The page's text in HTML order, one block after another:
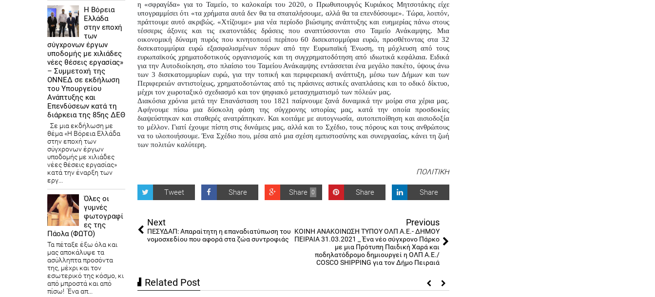
η «σφραγίδα» για το Ταμείο, το καλοκαίρι του 2020, ο Πρωθυπουργός Κυριάκος Μητσοτάκης είχε
υπογραμμίσει ότι «τα χρήματα αυτά δεν θα τα σπαταλήσουμε, αλλά θα τα επενδύσουμε». Τώρα, λοιπόν,
πράττουμε αυτό ακριβώς. «Χτίζουμε» μια νέα περίοδο βιώσιμης ανάπτυξης και ευημερίας πάνω στους
τέσσερις άξονες και τις εκατοντάδες δράσεις που αναπτύσσονται στο Ταμείο Ανάκαμψης. Μια
οικονομική δύναμη πυρός που κινητοποιεί περίπου 60 δισεκατομμύρια ευρώ, προσθέτοντας στα 32
δισεκατομμύρια ευρώ εξασφαλισμένων πόρων από την Ευρωπαϊκή Ένωση, τη μόχλευση από τους
ευρωπαϊκούς χρηματοδοτικούς οργανισμούς και τη συγχρηματοδότηση από ιδιωτικά κεφάλαια. Ειδικά
για την Αυτοδιοίκηση, στο πλαίσιο του Ταμείου Ανάκαμψης εντάσσεται ένα μεγάλο πακέτο, ύψους άνω
των 3 δισεκατομμυρίων ευρώ, για την τοπική και περιφερειακή ανάπτυξη, μέσω των Δήμων και των
Περιφερειών αντιστοίχως, χρηματοδοτώντας από τις πράσινες αστικές αναπλάσεις και το οδικό δίκτυο,
μέχρι τον χωροταξικό σχεδιασμό και τον ψηφιακό μετασχηματισμό των πόλεών μας.
Διακόσια χρόνια μετά την Επανάσταση του 1821 παίρνουμε ξανά δυναμικά την μοίρα στα χέρια μας.
Αφήνουμε πίσω μια δύσκολη φάση της σύγχρονης ιστορίας μας, κατά την οποία προσδοκίες
διαψεύστηκαν και σταθερές ανατράπηκαν. Και κοιτάμε με αυτογνωσία, αυτοπεποίθηση και αισιοδοξία
το μέλλον. Γιατί έχουμε πίστη στις δυνάμεις μας, αλλά και το Σχέδιο, τους πόρους και τους ανθρώπους
να το υλοποιήσουμε. Ένα Σχέδιο που, μέσα από μια σχέση εμπιστοσύνης και συνεργασίας, κάνει τη ζωή
των πολιτών καλύτερη.
ΠΟΛΙΤΙΚΗ
Tweet Share 0
Share Share Share
Next
ΠΕΣΥΔΑΠ: Απαραίτητη η επαναδιατύπωση του
νομοσχεδίου που αφορά στα ζώα συντροφιάς
Previous
ΚΟΙΝΗ ΑΝΑΚΟΙΝΩΣΗ ΤΥΠΟΥ ΟΛΠ Α.Ε.- ΔΗΜΟΥ
ΠΕΙΡΑΙΑ 31.03.2021 _ Ένα νέο σύγχρονο Πάρκο
με μια Πρότυπη Παιδική Χαρά και
ποδηλατόδρομο δημιουργεί η ΟΛΠ Α.Ε./
COSCO SHIPPING για τον Δήμο Πειραιά
Related Post
Η Βόρεια
Ελλάδα
στην εποχή
των
σύγχρονων έργων
υποδομής με χιλιάδες
νέες θέσεις εργασίας»
– Συμμετοχή της
ΟΝΝΕΔ σε εκδήλωση
του Υπουργείου
Ανάπτυξης και
Επενδύσεων κατά τη
διάρκεια της 85ης ΔΕΘ
Σε μια εκδήλωση με
θέμα «Η Βόρεια Ελλάδα
στην εποχή των
σύγχρονων έργων
υποδομής με χιλιάδες
νέες θέσεις εργασίας»
κατά την έναρξη των
εργ...
Όλες οι
γυμνές
φωτογραφί
ες της
Πάολα (ΦΩΤΟ)
Τα πέταξε έξω όλα και
μας αποκάλυψε τα
ασύλληπτα προσόντα
της, μέχρι και τον
εσωτερικό της κόσμο, κι
από μπροστά και από
πίσω! Ένα απ...